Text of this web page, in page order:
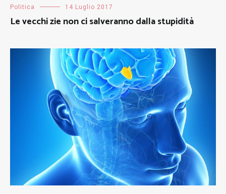
Politica 14 Luglio 2017
Le vecchi zie non ci salveranno dalla stupidità